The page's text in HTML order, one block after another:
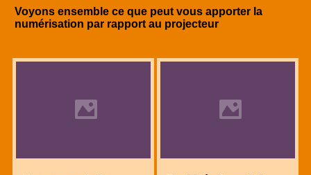
Voyons ensemble ce que peut vous apporter la
numérisation par rapport au projecteur